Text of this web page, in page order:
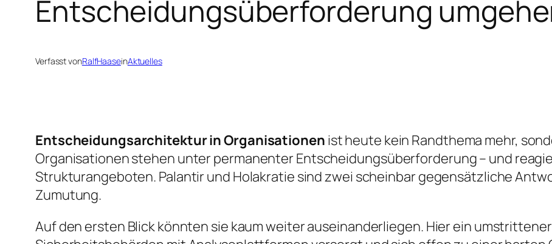
Entscheidungsüberforderung
Verfasst vonRalfHaaseinAktuelles
Entscheidungsarchitektur in Organisationen ist heute kein Randthema mehr,
Organisationen stehen unter permanenter Entscheidungsüberforderung – und
Strukturangeboten. Palantir und Holakratie sind zwei scheinbar gegensätzliche
Zumutung.
Auf den ersten Blick könnten sie kaum weiter auseinanderliegen. Hier ein